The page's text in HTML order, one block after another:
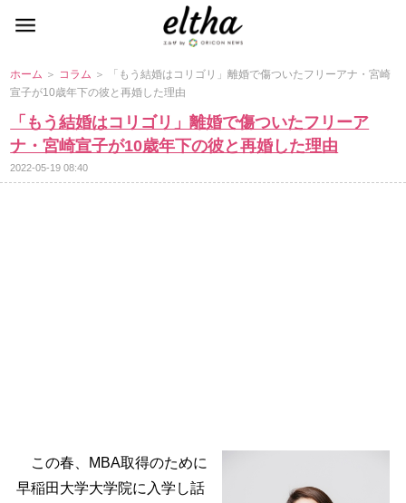
ホーム ＞ コラム ＞ 「もう結婚はコリゴリ」離婚で傷ついたフリーアナ・宮崎
宣子が10歳年下の彼と再婚した理由
「もう結婚はコリゴリ」離婚で傷ついたフリーア
ナ・宮崎宣子が10歳年下の彼と再婚した理由
2022-05-19 08:40
この春、MBA取得のために
早稲田大学大学院に入学し話